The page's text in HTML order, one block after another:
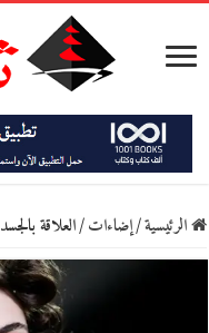
الرئيسية/إضاءات/العلاقة